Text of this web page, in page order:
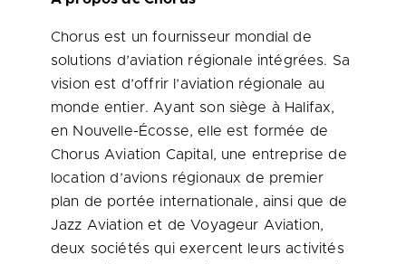
Chorus est un fournisseur mondial de
solutions d’aviation régionale intégrées. Sa
vision est d’offrir l’aviation régionale au
monde entier. Ayant son siège à Halifax,
en Nouvelle-Écosse, elle est formée de
Chorus Aviation Capital, une entreprise de
location d’avions régionaux de premier
plan de portée internationale, ainsi que de
Jazz Aviation et de Voyageur Aviation,
deux sociétés qui exercent leurs activités